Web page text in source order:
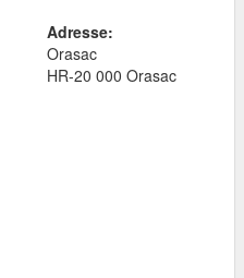
Adresse:
Orasac
HR-20 000 Orasac